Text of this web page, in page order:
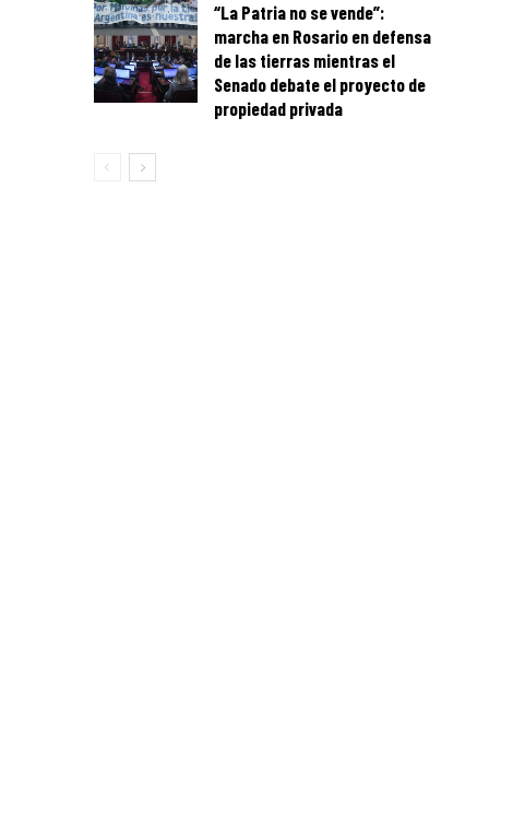
“La Patria no se vende”:
marcha en Rosario en defensa
de las tierras mientras el
Senado debate el proyecto de
propiedad privada